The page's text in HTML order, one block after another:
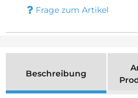
Frage zum Artikel
Beschreibung